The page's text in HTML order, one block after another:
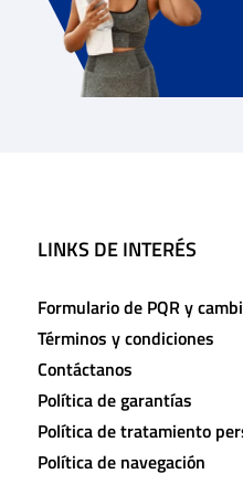
LINKS DE INTERÉS
Formulario de PQR y
Términos y condiciones
Contáctanos
Política de garantías
Política de tratamiento
Política de navegación